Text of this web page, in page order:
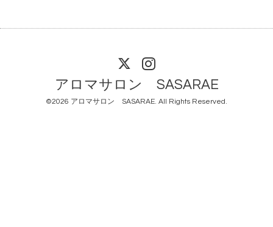
アロマサロン SASARAE
©2026 アロマサロン SASARAE. All Rights Reserved.